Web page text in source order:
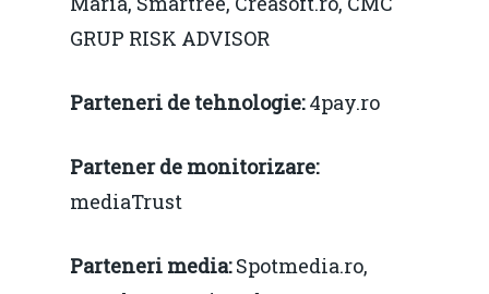
GRUP RISK ADVISOR
Parteneri de tehnologie:4pay.ro
Partener de monitorizare:
mediaTrust
Parteneri media:Spotmedia.ro,